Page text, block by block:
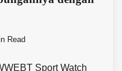
Read
Sport Watch